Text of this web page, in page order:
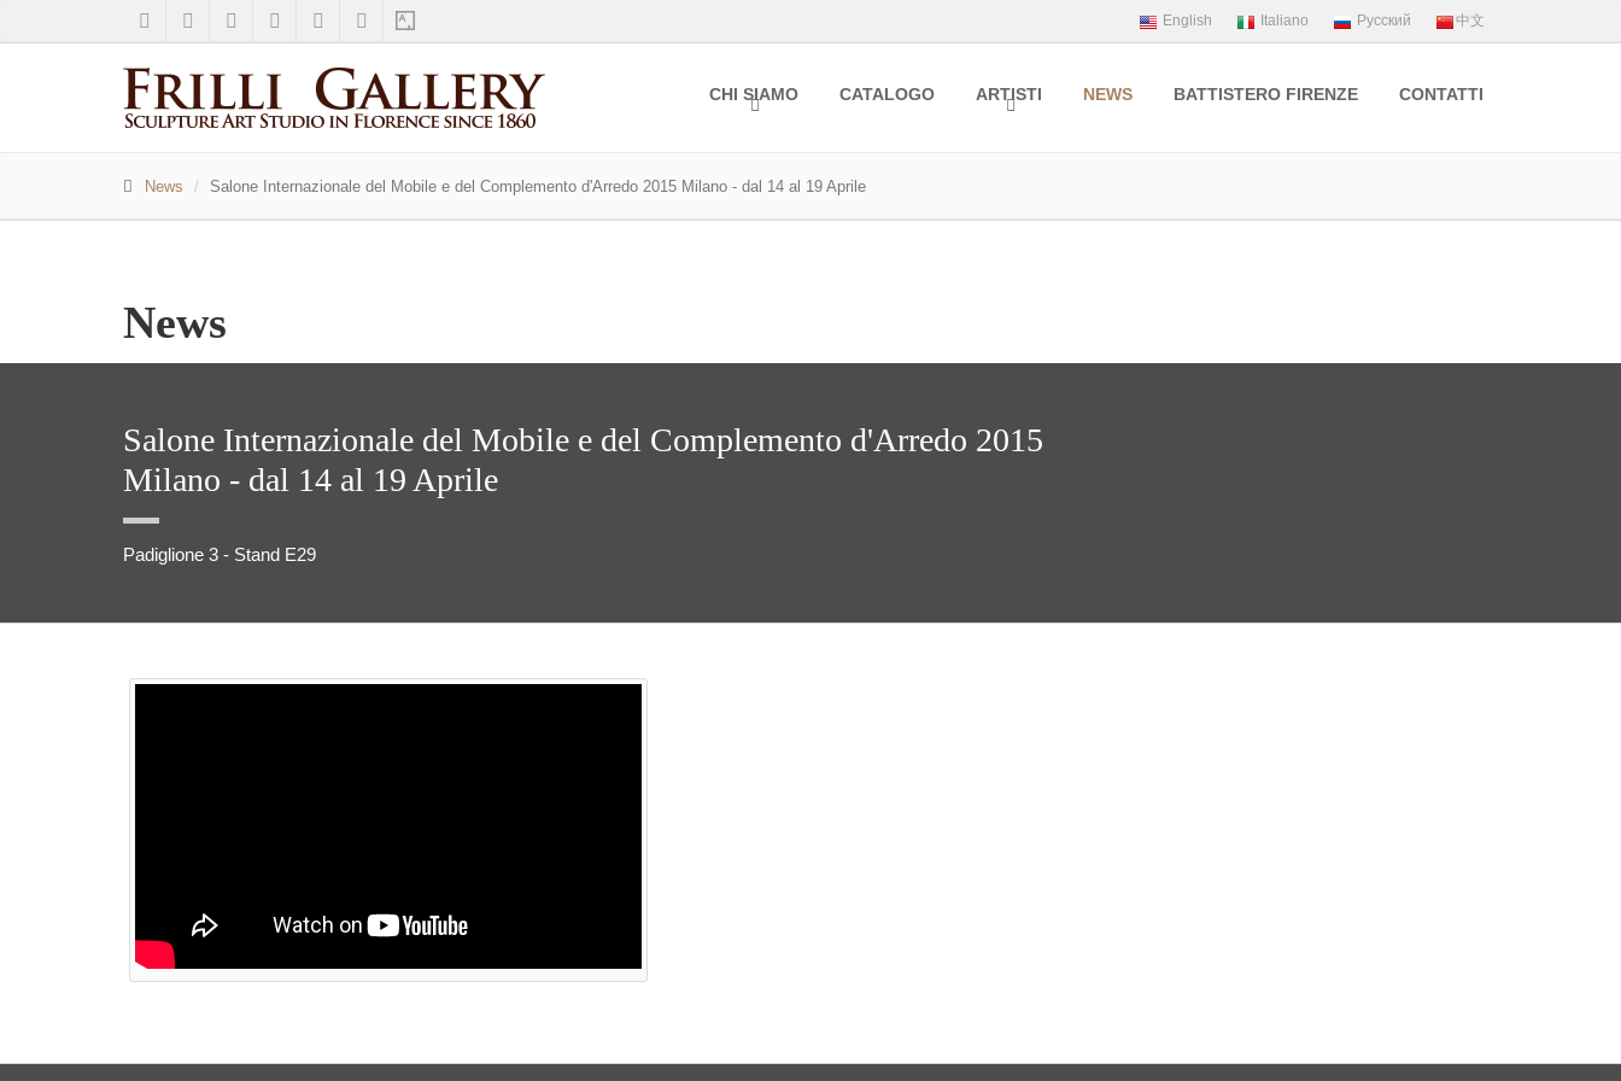
CHI SIAMO CATALOGO ARTISTI NEWS BATTISTERO FIRENZE CONTATTI
News Salone Internazionale del Mobile e del Complemento d'Arredo 2015 Milano - dal 14 al 19 Aprile
News
Salone Internazionale del Mobile e del Complemento d'Arredo 2015
Milano - dal 14 al 19 Aprile
Padiglione 3 - Stand E29